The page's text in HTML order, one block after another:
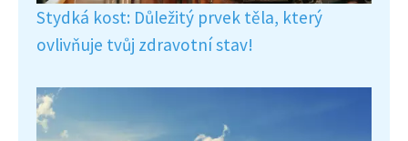
Stydká kost: Důležitý prvek těla, který
ovlivňuje tvůj zdravotní stav!